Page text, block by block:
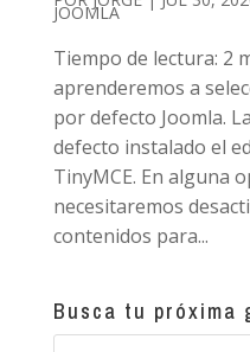
JOOMLA
Tiempo de lectura: 2
aprenderemos a
por defecto Joomla.
defecto instalado el
TinyMCE. En alguna
necesitaremos
contenidos para...
Busca tu próxima